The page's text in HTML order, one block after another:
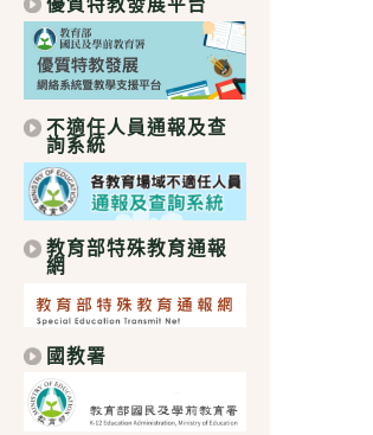
不適任人員通報及查
詢系統
教育部特殊教育通報
網
國教署